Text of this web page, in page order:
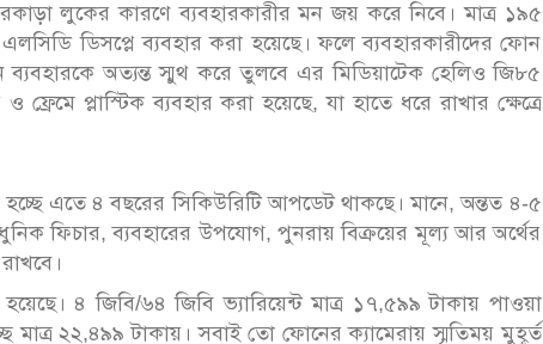
লুকের কারণে ব্যবহারকারীর মন জয় করে নিবে। মাত্র ১৯৫
ডিসপ্লে ব্যবহার করা হয়েছে। ফলে ব্যবহারকারীদের ফোন
অত্যন্ত স্মুথ করে তুলবে এর মিডিয়াটেক হেলিও জি৮৫
প্লাস্টিক ব্যবহার করা হয়েছে, যা হাতে ধরে রাখার ক্ষেত্রে
এতে ৪ বছরের সিকিউরিটি আপডেট থাকছে। মানে, অন্তত ৪-৫
ফিচার, ব্যবহারের উপযোগ, পুনরায় বিক্রয়ের মূল্য আর অর্থের
৪ জিবি/৬৪ জিবি ভ্যারিয়েন্ট মাত্র ১৭,৫৯৯ টাকায় পাওয়া
মাত্র ২২,৪৯৯ টাকায়। সবাই তো ফোনের ক্যামেরায় স্মৃতিময় মুহূর্ত